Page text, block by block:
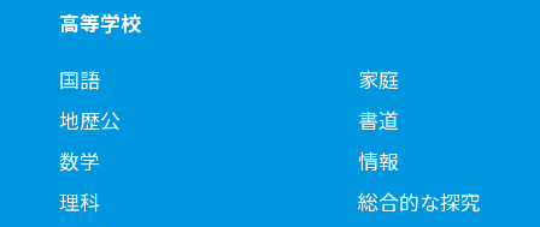
高等学校
国語
地歴公
数学
理科
家庭
書道
情報
総合的な探究